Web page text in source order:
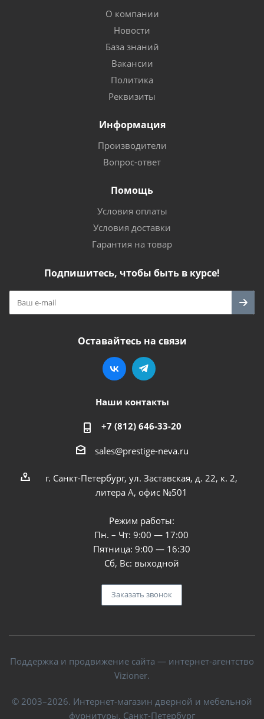
О компании
Новости
База знаний
Вакансии
Политика
Реквизиты
Информация
Производители
Вопрос-ответ
Помощь
Условия оплаты
Условия доставки
Гарантия на товар
Подпишитесь, чтобы быть в курсе!
Оставайтесь на связи
Наши контакты
+7 (812) 646-33-20
sales@prestige-neva.ru
г. Санкт-Петербург, ул. Заставская, д. 22, к. 2,
литера А, офис №501
Режим работы:
Пн. – Чт: 9:00 — 17:00
Пятница: 9:00 — 16:30
Сб, Вс: выходной
Заказать звонок
Поддержка и продвижение сайта — интернет-агентство
Vizioner.
© 2003–2026. Интернет-магазин дверной и мебельной
фурнитуры, Санкт-Петербург